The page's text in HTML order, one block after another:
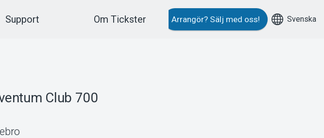
Support Om Tickster Arrangör? Sälj med oss! Svenska
Club 700